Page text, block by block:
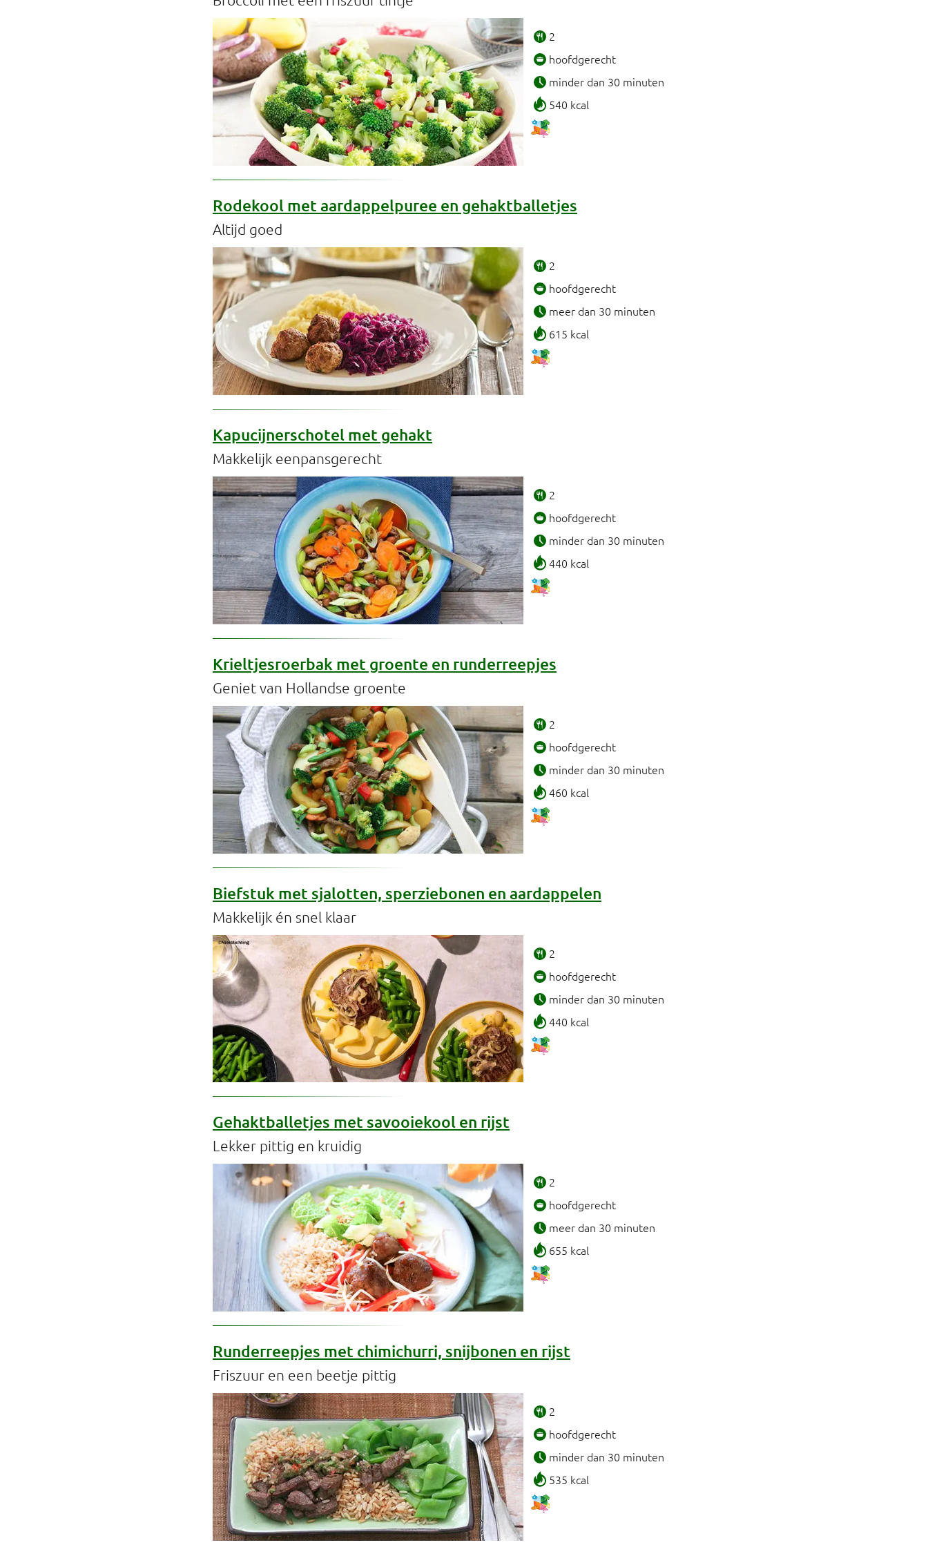
Professionals
Onderwijs
Eetomgevingen
2
hoofdgerecht
minder dan 30 minuten
540 kcal
Rodekool met aardappelpuree en gehaktballetjes
Altijd goed
2
hoofdgerecht
meer dan 30 minuten
615 kcal
Kapucijnerschotel met gehakt
Makkelijk eenpansgerecht
2
hoofdgerecht
minder dan 30 minuten
440 kcal
Krieltjesroerbak met groente en runderreepjes
Geniet van Hollandse groente
2
hoofdgerecht
minder dan 30 minuten
460 kcal
Biefstuk met sjalotten, sperziebonen en aardappelen
Makkelijk én snel klaar
2
hoofdgerecht
minder dan 30 minuten
440 kcal
Gehaktballetjes met savooiekool en rijst
Lekker pittig en kruidig
2
hoofdgerecht
meer dan 30 minuten
655 kcal
Runderreepjes met chimichurri, snijbonen en rijst
Friszuur en een beetje pittig
2
hoofdgerecht
minder dan 30 minuten
535 kcal